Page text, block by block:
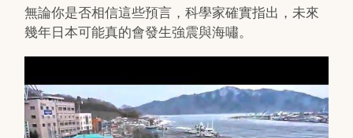
無論你是否相信這些預言，科學家確實指出，未來
幾年日本可能真的會發生強震與海嘯。